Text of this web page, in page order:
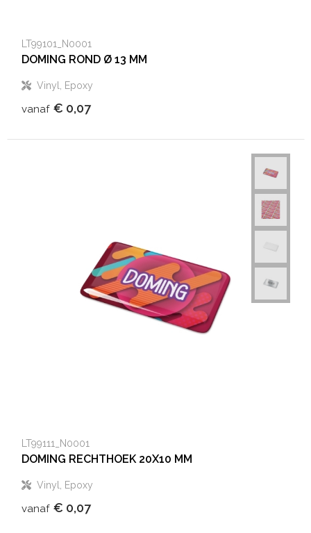
LT99101_N0001
DOMING ROND Ø 13 MM
Vinyl, Epoxy
vanaf € 0,07
LT99111_N0001
DOMING RECHTHOEK 20X10 MM
Vinyl, Epoxy
vanaf € 0,07